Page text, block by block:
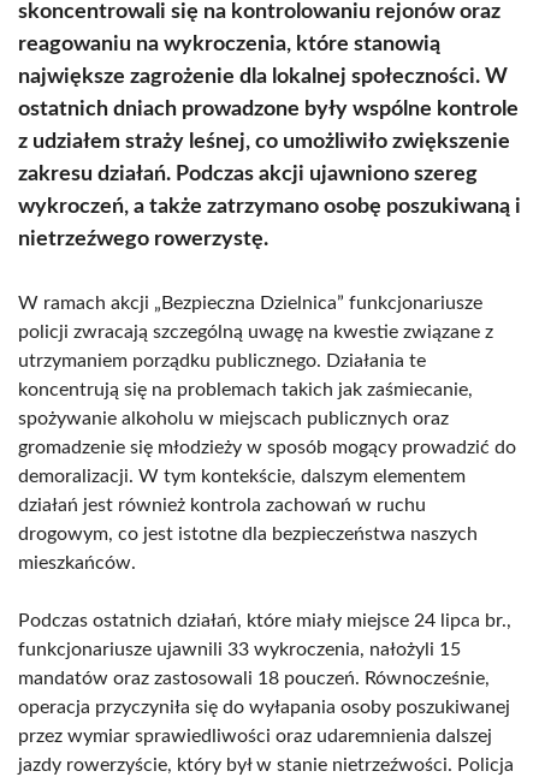
skoncentrowali się na kontrolowaniu rejonów oraz
reagowaniu na wykroczenia, które stanowią
największe zagrożenie dla lokalnej społeczności. W
ostatnich dniach prowadzone były wspólne kontrole
z udziałem straży leśnej, co umożliwiło zwiększenie
zakresu działań. Podczas akcji ujawniono szereg
wykroczeń, a także zatrzymano osobę poszukiwaną i
nietrzeźwego rowerzystę.
W ramach akcji „Bezpieczna Dzielnica” funkcjonariusze
policji zwracają szczególną uwagę na kwestie związane z
utrzymaniem porządku publicznego. Działania te
koncentrują się na problemach takich jak zaśmiecanie,
spożywanie alkoholu w miejscach publicznych oraz
gromadzenie się młodzieży w sposób mogący prowadzić do
demoralizacji. W tym kontekście, dalszym elementem
działań jest również kontrola zachowań w ruchu
drogowym, co jest istotne dla bezpieczeństwa naszych
mieszkańców.
Podczas ostatnich działań, które miały miejsce 24 lipca br.,
funkcjonariusze ujawnili 33 wykroczenia, nałożyli 15
mandatów oraz zastosowali 18 pouczeń. Równocześnie,
operacja przyczyniła się do wyłapania osoby poszukiwanej
przez wymiar sprawiedliwości oraz udaremnienia dalszej
jazdy rowerzyście, który był w stanie nietrzeźwości. Policja